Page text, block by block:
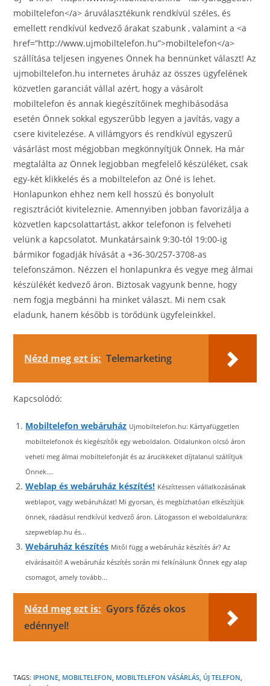
mobiltelefon</a> áruválasztékunk rendkívül széles, és
emellett rendkívül kedvező árakat szabunk , valamint a <a
href=”http://www.ujmobiltelefon.hu”>mobiltelefon</a>
szállítása teljesen ingyenes Önnek ha bennünket választ! Az
ujmobiltelefon.hu internetes áruház az összes ügyfelének
közvetlen garanciát vállal azért, hogy a vásárolt
mobiltelefon és annak kiegészítőinek meghibásodása
esetén Önnek sokkal egyszerűbb legyen a javítás, vagy a
csere kivitelezése. A villámgyors és rendkívül egyszerű
vásárlást most mégjobban megkönnyítjük Önnek. Ha már
megtalálta az Önnek legjobban megfelelő készüléket, csak
egy-két klikkelés és a mobiltelefon az Öné is lehet.
Honlapunkon ehhez nem kell hosszú és bonyolult
regisztrációt kiviteleznie. Amennyiben jobban favorizálja a
közvetlen kapcsolattartást, akkor telefonon is felveheti
velünk a kapcsolatot. Munkatársaink 9:30-tól 19:00-ig
bármikor fogadják hívását a +36-30/257-3708-as
telefonszámon. Nézzen el honlapunkra és vegye meg álmai
készülékét kedvező áron. Biztosak vagyunk benne, hogy
nem fogja megbánni ha minket választ. Mi nem csak
eladunk, hanem később is törődünk ügyfeleinkkel.
Nézd meg ezt is: Telemarketing
Kapcsolódó:
Mobiltelefon webáruház Ujmobiltelefon.hu: Kártyafüggetlen
mobiltelefonok és kiegészítők egy weboldalon. Oldalunkon olcsó áron
veheti meg álmai mobiltelefonját és az árucikkeket díjtalanul szállítjuk
Önnek....
Weblap és webáruház készítés! Készíttessen vállalkozásának
weblapot, vagy webáruházat! Mi gyorsan, és megbízhatóan elkészítjük
önnek, ráadásul rendkívül kedvező áron. Látogasson el weboldalunkra:
szepweblap.hu és...
Webáruház készítés Mitől függ a webáruház készítés ár? Az
elvárásaitól! A webáruház készítés során mi felkínálunk Önnek egy alap
csomagot, amely tovább...
Nézd meg ezt is: Gyors főzés okos
edénnyel!
TAGS: IPHONE, MOBILTELEFON, MOBILTELEFON VÁSÁRLÁS, ÚJ TELEFON,